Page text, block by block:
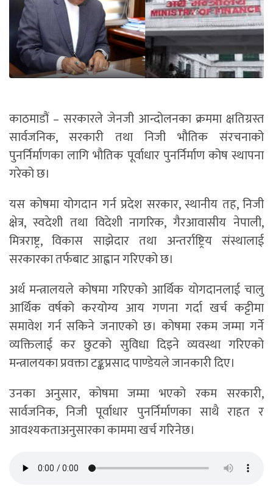
काठमाडौं – सरकारले जेनजी आन्दोलनका क्रममा क्षतिग्रस्त
सार्वजनिक, सरकारी तथा निजी भौतिक संरचनाको
पुनर्निर्माणका लागि भौतिक पूर्वाधार पुनर्निर्माण कोष स्थापना
गरेको छ।
यस कोषमा योगदान गर्न प्रदेश सरकार, स्थानीय तह, निजी
क्षेत्र, स्वदेशी तथा विदेशी नागरिक, गैरआवासीय नेपाली,
मित्रराष्ट्र, विकास साझेदार तथा अन्तर्राष्ट्रिय संस्थालाई
सरकारका तर्फबाट आह्वान गरिएको छ।
अर्थ मन्त्रालयले कोषमा गरिएको आर्थिक योगदानलाई चालु
आर्थिक वर्षको करयोग्य आय गणना गर्दा खर्च कट्टीमा
समावेश गर्न सकिने जनाएको छ। कोषमा रकम जम्मा गर्ने
व्यक्तिलाई कर छुटको सुविधा दिइने व्यवस्था गरिएको
मन्त्रालयका प्रवक्ता टङ्कप्रसाद पाण्डेयले जानकारी दिए।
उनका अनुसार, कोषमा जम्मा भएको रकम सरकारी,
सार्वजनिक, निजी पूर्वाधार पुनर्निर्माणका साथै राहत र
आवश्यकताअनुसारका काममा खर्च गरिनेछ।